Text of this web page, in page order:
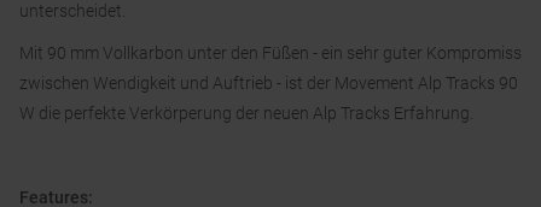
unterscheidet.
Mit 90 mm Vollkarbon unter den Füßen - ein sehr guter Kompromiss
zwischen Wendigkeit und Auftrieb - ist der Movement Alp Tracks 90
W die perfekte Verkörperung der neuen Alp Tracks Erfahrung.
Features: